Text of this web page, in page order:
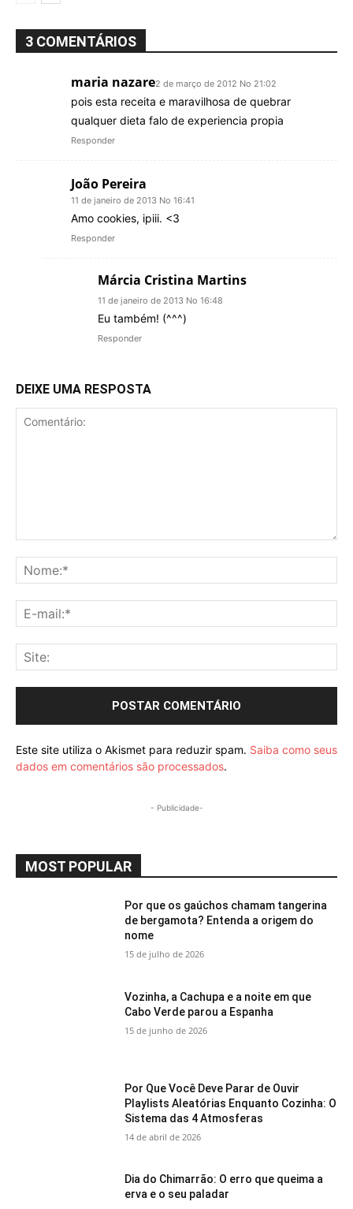
3 COMENTÁRIOS
maria nazare2 de março de 2012 No 21:02
pois esta receita e maravilhosa de quebrar
qualquer dieta falo de experiencia propia
Responder
João Pereira
11 de janeiro de 2013 No 16:41
Amo cookies, ipiii. <3
Responder
Márcia Cristina Martins
11 de janeiro de 2013 No 16:48
Eu também! (^^^)
Responder
DEIXE UMA RESPOSTA
Este site utiliza o Akismet para reduzir spam. Saiba como seus
dados em comentários são processados.
- Publicidade-
MOST POPULAR
Por que os gaúchos chamam tangerina
de bergamota? Entenda a origem do
nome
15 de julho de 2026
Vozinha, a Cachupa e a noite em que
Cabo Verde parou a Espanha
15 de junho de 2026
Por Que Você Deve Parar de Ouvir
Playlists Aleatórias Enquanto Cozinha: O
Sistema das 4 Atmosferas
14 de abril de 2026
Dia do Chimarrão: O erro que queima a
erva e o seu paladar